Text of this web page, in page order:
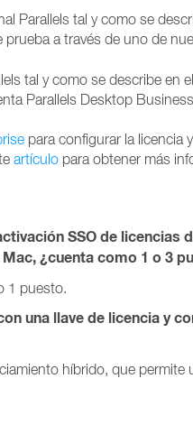
Parallels tal y como se
a través de uno de
tal y como se describe en el
Parallels Desktop
para configurar la licencia
artículo para obtener más
SSO de licencias
¿cuenta como 1 o 3
1 puesto.
una llave de licencia y
híbrido, que permite